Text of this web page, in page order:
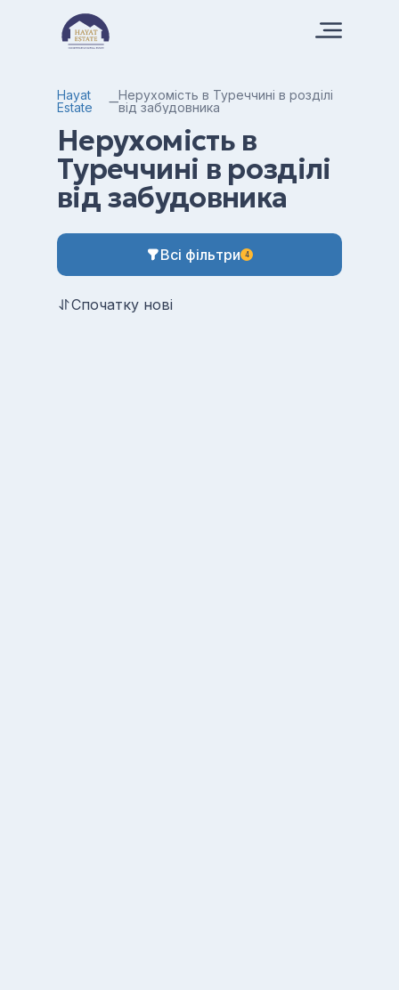
Hayat
Estate
Нерухомість в Туреччині в розділі
від забудовника
Нерухомість в
Туреччині в розділі
від забудовника
Всі фільтри 4
Спочатку нові